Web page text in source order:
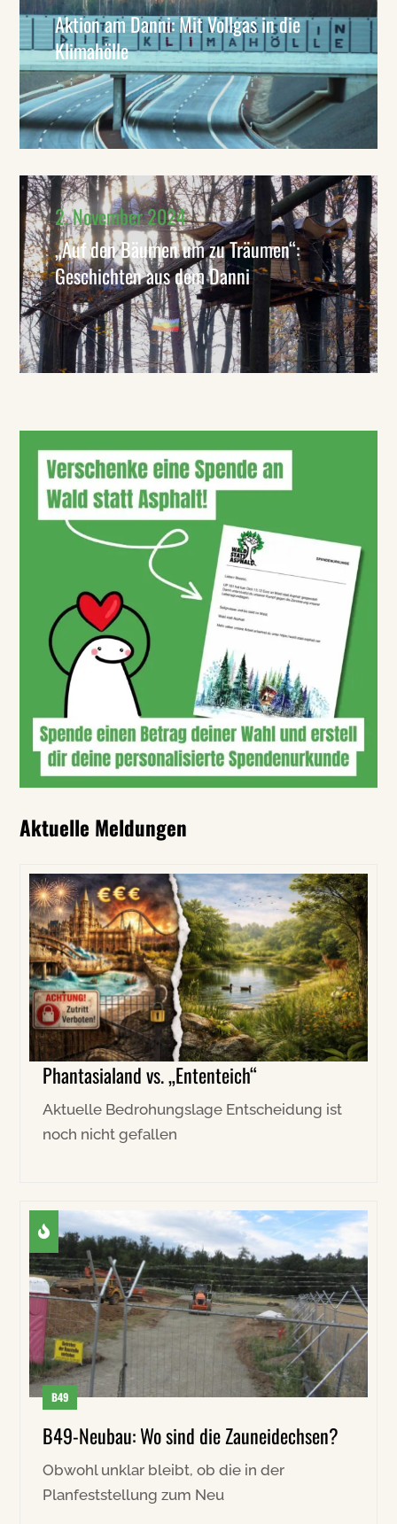
Aktion am Danni: Mit Vollgas in die
Klimahölle
2. November 2024
„Auf den Bäumen um zu Träumen“:
Geschichten aus dem Danni
Aktuelle Meldungen
Phantasialand vs. „Ententeich“
Aktuelle Bedrohungslage Entscheidung ist
noch nicht gefallen
B49
B49-Neubau: Wo sind die Zauneidechsen?
Obwohl unklar bleibt, ob die in der
Planfeststellung zum Neu